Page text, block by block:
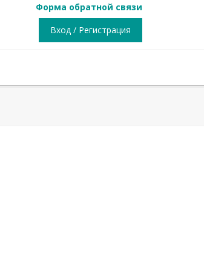
Форма обратной связи
Вход / Регистрация